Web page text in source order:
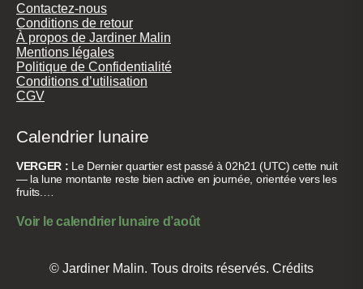
Contactez-nous
Conditions de retour
À propos de Jardiner Malin
Mentions légales
Politique de Confidentialité
Conditions d’utilisation
CGV
Calendrier lunaire
VERGER : Le Dernier quartier est passé à 02h21 (UTC) cette nuit
— la lune montante reste bien active en journée, orientée vers les
fruits.…
Voir le calendrier lunaire d’août
© Jardiner Malin. Tous droits réservés. Crédits